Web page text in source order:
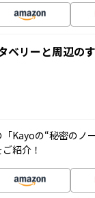
ベリーと周辺の
Kayoの“秘密のノ
紹介！